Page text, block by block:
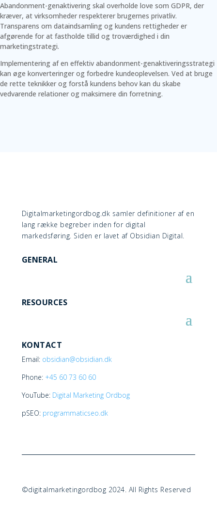
Abandonment-genaktivering skal overholde love som GDPR, der
kræver, at virksomheder respekterer brugernes privatliv.
Transparens om dataindsamling og kundens rettigheder er
afgørende for at fastholde tillid og troværdighed i din
marketingstrategi.
Implementering af en effektiv abandonment-genaktiveringsstrategi
kan øge konverteringer og forbedre kundeoplevelsen. Ved at bruge
de rette teknikker og forstå kundens behov kan du skabe
vedvarende relationer og maksimere din forretning.
Digitalmarketingordbog.dk samler definitioner af en
lang række begreber inden for digital
markedsføring. Siden er lavet af Obsidian Digital.
GENERAL
RESOURCES
KONTACT
Email: obsidian@obsidian.dk
Phone: +45 60 73 60 60
YouTube: Digital Marketing Ordbog
pSEO: programmaticseo.dk
©digitalmarketingordbog 2024. All Rights Reserved